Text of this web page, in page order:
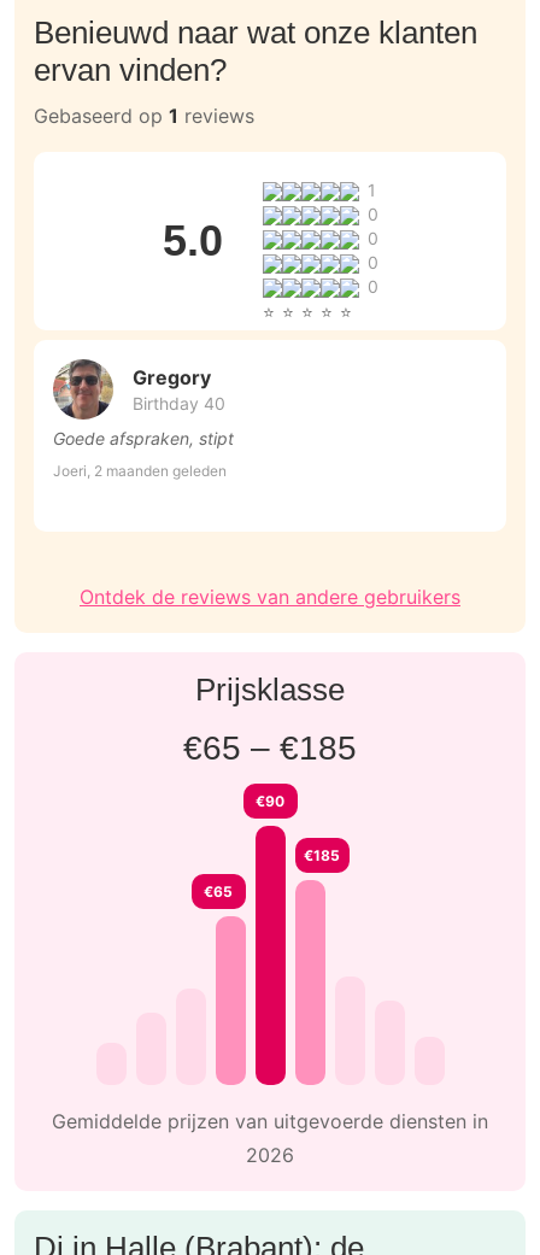
Benieuwd naar wat onze klanten
ervan vinden?
Gebaseerd op 1 reviews
5.0
1
0
0
0
0
Gregory
Birthday 40
Goede afspraken, stipt
Joeri, 2 maanden geleden
Ontdek de reviews van andere gebruikers
Prijsklasse
€65 – €185
€65
€90
€185
Gemiddelde prijzen van uitgevoerde diensten in
2026